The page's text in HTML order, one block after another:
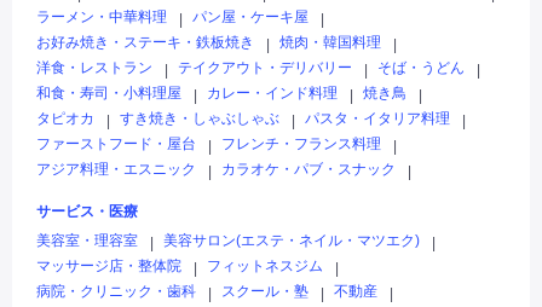
ラーメン・中華料理
パン屋・ケーキ屋
お好み焼き・ステーキ・鉄板焼き
焼肉・韓国料理
洋食・レストラン
テイクアウト・デリバリー そば・うどん
和食・寿司・小料理屋
カレー・インド料理 焼き鳥
タピオカ
すき焼き・しゃぶしゃぶ パスタ・イタリア料理
ファーストフード・屋台
フレンチ・フランス料理
アジア料理・エスニック
カラオケ・パブ・スナック
サービス・医療
美容室・理容室
美容サロン(エステ・ネイル・マツエク)
マッサージ店・整体院
フィットネスジム
病院・クリニック・歯科
スクール・塾 不動産